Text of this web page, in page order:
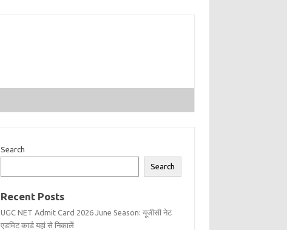
Search
Search
Recent Posts
UGC NET Admit Card 2026 June Season: यूजीसी नेट
एडमिट कार्ड यहां से निकालें